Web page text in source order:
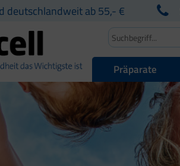
deutschlandweit ab 55,- €
Präparate